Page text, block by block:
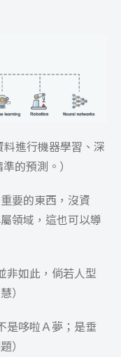
料進行機器學習、深
的預測。）
要的東西，沒資
領域，這也可以導
非如此，倘若人型
）
是哆啦Ａ夢；是垂
）